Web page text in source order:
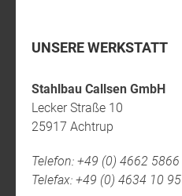
UNSERE WERKSTATT
Stahlbau Callsen GmbH
Lecker Straße 10
25917 Achtrup
Telefon: +49 (0) 4662 5866
Telefax: +49 (0) 4634 10 95